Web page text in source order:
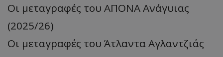
Οι μεταγραφές του ΑΠΟΝΑ Ανάγυιας
(2025/26)
Οι μεταγραφές του Άτλαντα Αγλαντζιάς